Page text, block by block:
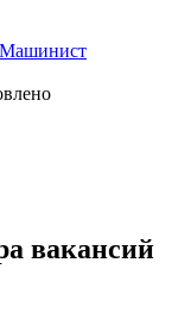
Машинист
вакансий